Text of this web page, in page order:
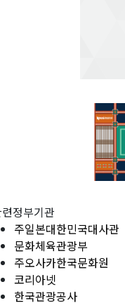
정부기관
주일본대한민국대사관
문화체육관광부
주오사카한국문화원
코리아넷
한국관광공사